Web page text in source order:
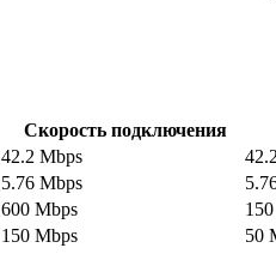
Скорость подключения
42.2 Mbps
5.76 Mbps
600 Mbps
150 Mbps 50